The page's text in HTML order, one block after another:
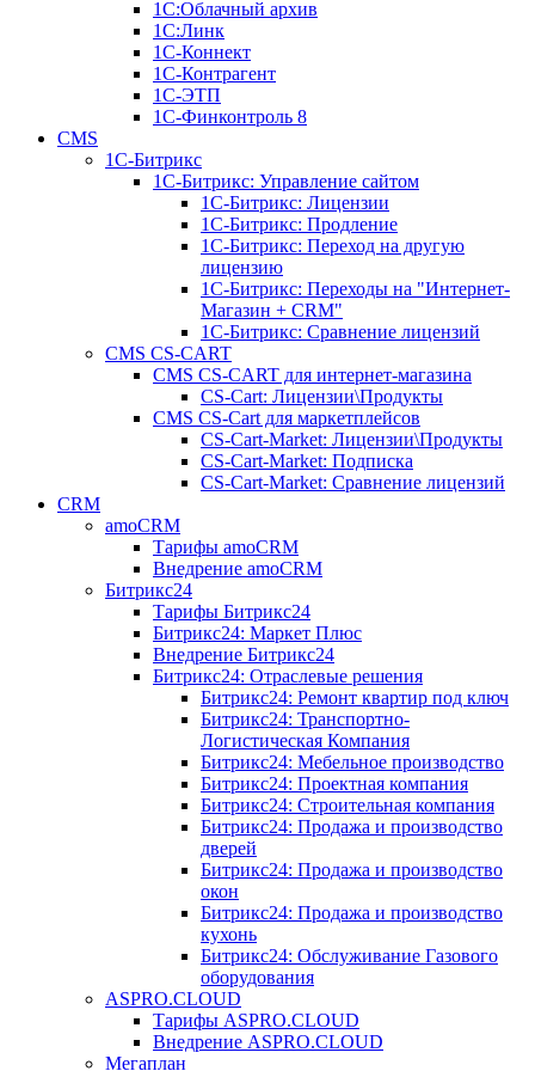
1С:Облачный архив
1С:Линк
1С-Коннект
1С-Контрагент
1С-ЭТП
1С-Финконтроль 8
CMS
1С-Битрикс
1С-Битрикc: Управление сайтом
1С-Битрикc: Лицензии
1С-Битрикc: Продление
1С-Битрикc: Переход на другую
лицензию
1С-Битрикc: Переходы на "Интернет-
Магазин + CRM"
1С-Битрикс: Сравнение лицензий
CMS CS-CART
CMS CS-CART для интернет-магазина
CS-Cart: Лицензии\Продукты
CMS CS-Cart для маркетплейсов
CS-Cart-Market: Лицензии\Продукты
CS-Cart-Market: Подписка
CS-Cart-Market: Сравнение лицензий
CRM
amoCRM
Тарифы amoCRM
Внедрение amoCRM
Битрикс24
Тарифы Битрикс24
Битрикс24: Маркет Плюс
Внедрение Битрикс24
Битрикс24: Отраслевые решения
Битрикс24: Ремонт квартир под ключ
Битрикс24: Транспортно-
Логистическая Компания
Битрикс24: Мебельное производство
Битрикс24: Проектная компания
Битрикс24: Строительная компания
Битрикс24: Продажа и производство
дверей
Битрикс24: Продажа и производство
окон
Битрикс24: Продажа и производство
кухонь
Битрикс24: Обслуживание Газового
оборудования
ASPRO.CLOUD
Тарифы ASPRO.CLOUD
Внедрение ASPRO.CLOUD
Мегаплан